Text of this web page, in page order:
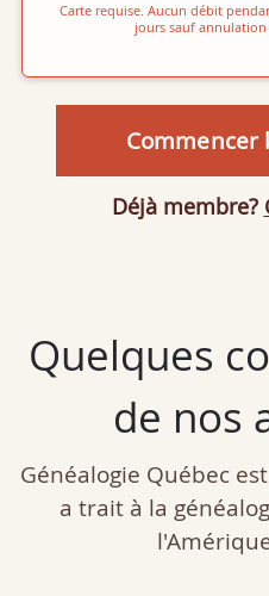
Carte requise. Aucun débit
jours sauf annulation
Commencer
Déjà membre?
Quelques
de nos
Généalogie Québec
a trait à la